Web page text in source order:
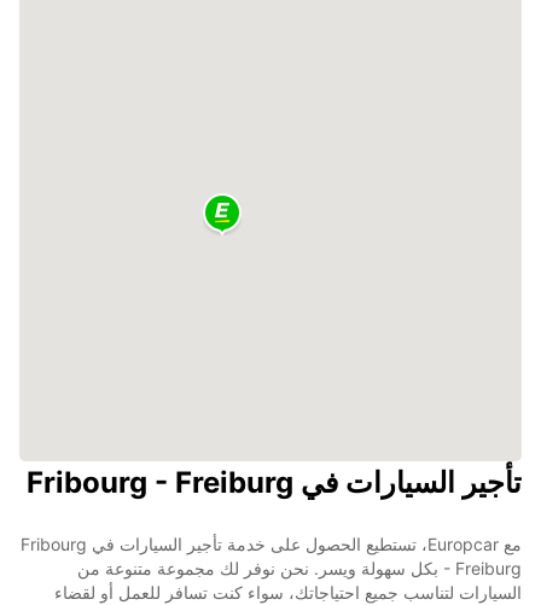
تأجير السيارات في Fribourg - Freiburg
مع Europcar، تستطيع الحصول على خدمة تأجير السيارات في Fribourg
- Freiburg بكل سهولة ويسر. نحن نوفر لك مجموعة متنوعة من
السيارات لتناسب جميع احتياجاتك، سواء كنت تسافر للعمل أو لقضاء